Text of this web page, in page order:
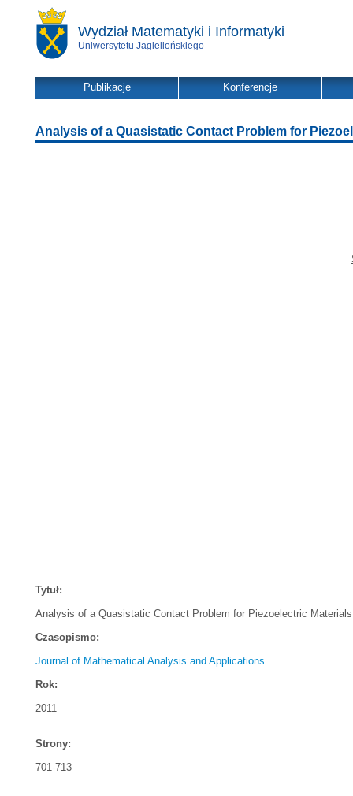
Wydział Matematyki i Informatyki
Uniwersytetu Jagiellońskiego
Publikacje Konferencje
Analysis of a Quasistatic Contact Problem for
Tytuł:
Analysis of a Quasistatic Contact Problem for Piezoelectric Materials
Czasopismo:
Journal of Mathematical Analysis and Applications
Rok:
2011
Strony:
701-713